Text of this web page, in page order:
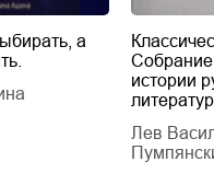
а
Собрание
истории
Лев